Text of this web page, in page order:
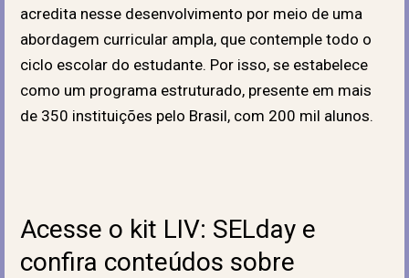
acredita nesse desenvolvimento por meio de uma
abordagem curricular ampla, que contemple todo o
ciclo escolar do estudante. Por isso, se estabelece
como um programa estruturado, presente em mais
de 350 instituições pelo Brasil, com 200 mil alunos.
Acesse o kit LIV: SELday e
confira conteúdos sobre